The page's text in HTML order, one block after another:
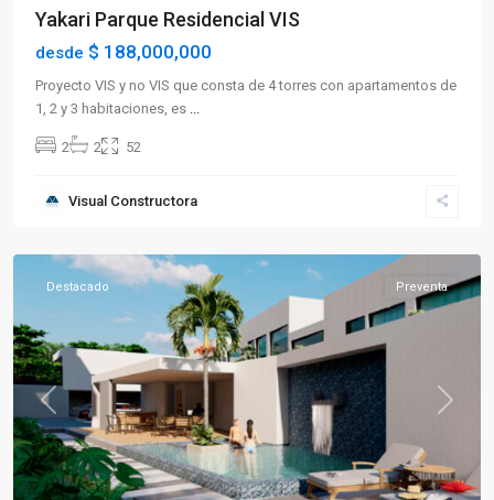
Yakari Parque Residencial VIS
desde $ 188,000,000
Proyecto VIS y no VIS que consta de 4 torres con apartamentos de
1, 2 y 3 habitaciones, es ...
2 2 52
Visual Constructora
Previous Next
Destacado Preventa